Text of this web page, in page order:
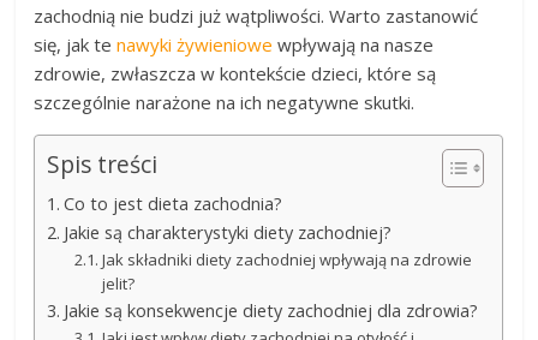
zachodnią nie budzi już wątpliwości. Warto zastanowić
się, jak tenawyki żywieniowe wpływają na nasze
zdrowie, zwłaszcza w kontekście dzieci, które są
szczególnie narażone na ich negatywne skutki.
Spis treści
Co to jest dieta zachodnia?
Jakie są charakterystyki diety zachodniej?
Jak składniki diety zachodniej wpływają na zdrowie
jelit?
Jakie są konsekwencje diety zachodniej dla zdrowia?